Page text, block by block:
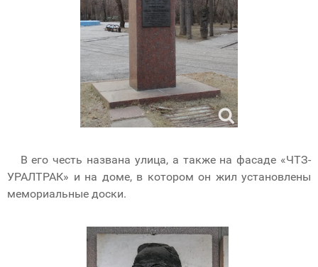
В его честь названа улица, а также на фасаде «ЧТЗ-
УРАЛТРАК» и на доме, в котором он жил установлены
мемориальные доски.